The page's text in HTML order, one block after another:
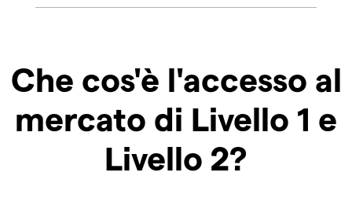
Che cos'è l'accesso al
mercato di Livello 1 e
Livello 2?